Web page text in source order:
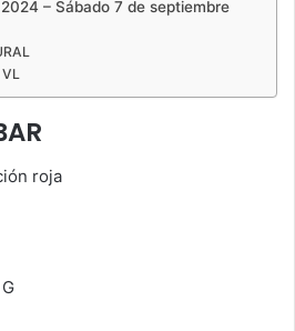
– Sábado 7 de septiembre
roja